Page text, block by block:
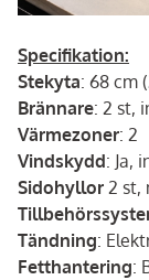
Specifikation:
Stekyta: 68 cm
Brännare: 2 st,
Värmezoner: 2
Vindskydd: Ja,
Sidohyllor 2 st,
Tändning:
Fetthantering: